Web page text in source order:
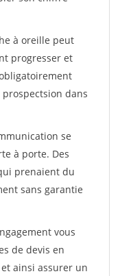
à oreille peut
progresser et
dans
se
à porte. Des
prenaient du
sans garantie
vous
de devis en
ainsi assurer un